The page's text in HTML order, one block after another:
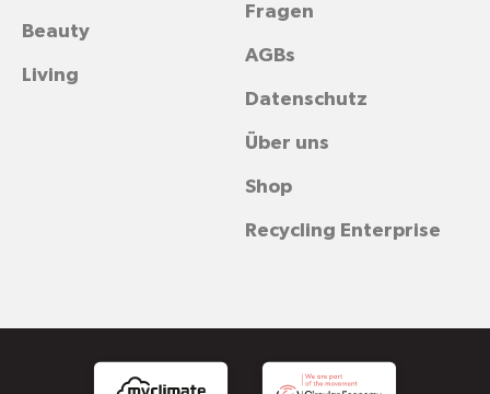
Fragen
AGBs
Datenschutz
Über uns
Shop
Recycling Enterprise
Beauty
Living